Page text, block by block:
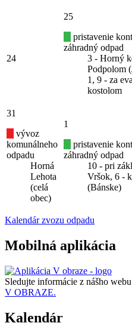
24
25
pristavenie
záhradný odpad
3 - Horný
Podpolom
1, 9 - za
kostolom
31
vývoz
komunálneho
odpadu
Horná
Lehota
(celá
obec)
1
pristavenie
záhradný odpad
10 - pri
Vršok, 6 -
(Bánske)
Kalendár zvozu odpadu
Mobilná aplikácia
Sledujte informácie z nášho
V OBRAZE.
Kalendár